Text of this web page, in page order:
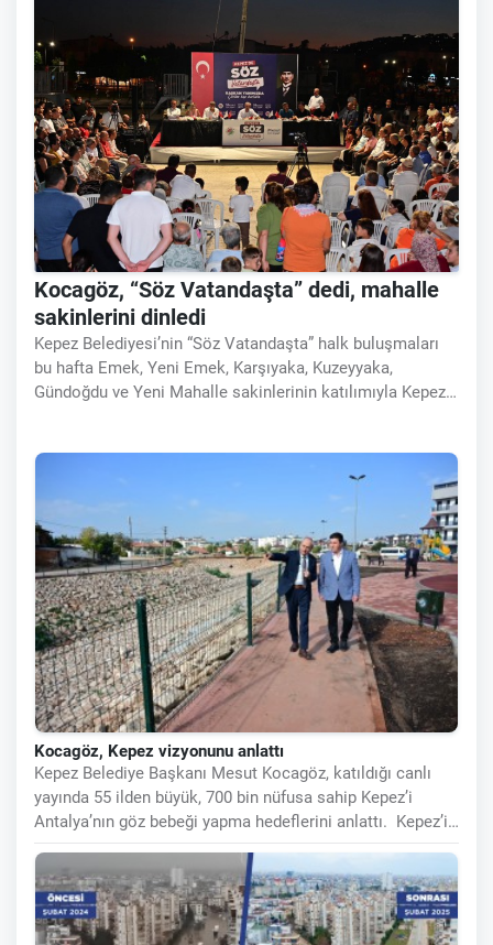
Kocagöz, “Söz Vatandaşta” dedi, mahalle
sakinlerini dinledi
Kepez Belediyesi’nin “Söz Vatandaşta” halk buluşmaları
bu hafta Emek, Yeni Emek, Karşıyaka, Kuzeyyaka,
Gündoğdu ve Yeni Mahalle sakinlerinin katılımıyla Kepez
Kocagöz, Kepez vizyonunu anlattı
Kepez Belediye Başkanı Mesut Kocagöz, katıldığı canlı
yayında 55 ilden büyük, 700 bin nüfusa sahip Kepez’i
Antalya’nın göz bebeği yapma hedeflerini anlattı. Kepez’i
UNESCO